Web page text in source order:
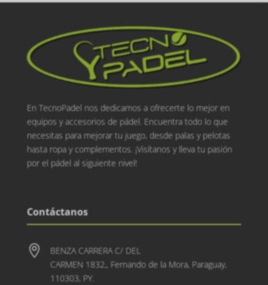
En TecnoPadel nos dedicamos a ofrecerte lo mejor en
equipos y accesorios de pádel. Encuentra todo lo que
necesitas para mejorar tu juego, desde palas y pelotas
hasta ropa y complementos. ¡Visítanos y lleva tu pasión
por el pádel al siguiente nivel!
Contáctanos

BENZA CARRERA C/ DEL
CARMEN 1832,, Fernando de la Mora, Paraguay,
110303, PY.